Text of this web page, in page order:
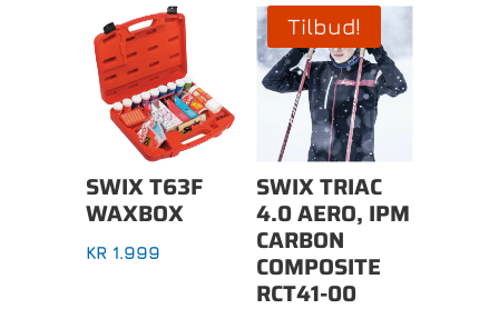
SWIX T63F
WAXBOX
KR1.999
Tilbud!
SWIX TRIAC
4.0 AERO, IPM
CARBON
COMPOSITE
RCT41-00